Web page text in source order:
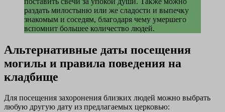
раздать милостыню или же сладости и выпечку
знакомым и соседям, благодаря чему умершего
вспомнит большее количество людей.
Альтернативные даты посещения
могилы и правила поведения на
кладбище
Для посещения захоронения близких людей можно выбрать
любую другую дату из предлагаемых церковью: